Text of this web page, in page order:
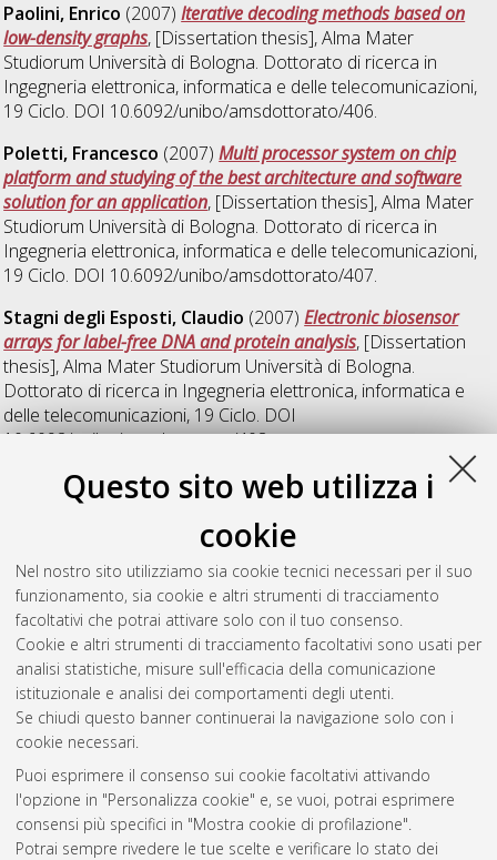
Questo sito web utilizza i
cookie
Nel nostro sito utilizziamo sia cookie tecnici necessari per il suo
funzionamento, sia cookie e altri strumenti di tracciamento
facoltativi che potrai attivare solo con il tuo consenso.
Cookie e altri strumenti di tracciamento facoltativi sono usati per
analisi statistiche, misure sull'efficacia della comunicazione
istituzionale e analisi dei comportamenti degli utenti.
Se chiudi questo banner continuerai la navigazione solo con i
cookie necessari.
Puoi esprimere il consenso sui cookie facoltativi attivando
l'opzione in "Personalizza cookie" e, se vuoi, potrai esprimere
consensi più specifici in "Mostra cookie di profilazione".
Potrai sempre rivedere le tue scelte e verificare lo stato dei
Paolini, Enrico (2007)Iterative decoding methods based on
low-density graphs, [Dissertation thesis], Alma Mater
Studiorum Università di Bologna. Dottorato di ricerca in
Ingegneria elettronica, informatica e delle telecomunicazioni,
19 Ciclo. DOI 10.6092/unibo/amsdottorato/406.
Poletti, Francesco (2007)Multi processor system on chip
platform and studying of the best architecture and software
solution for an application, [Dissertation thesis], Alma Mater
Studiorum Università di Bologna. Dottorato di ricerca in
Ingegneria elettronica, informatica e delle telecomunicazioni,
19 Ciclo. DOI 10.6092/unibo/amsdottorato/407.
Stagni degli Esposti, Claudio (2007)Electronic biosensor
arrays for label-free DNA and protein analysis, [Dissertation
thesis], Alma Mater Studiorum Università di Bologna.
Dottorato di ricerca in Ingegneria elettronica, informatica e
delle telecomunicazioni, 19 Ciclo. DOI
10.6092/unibo/amsdottorato/408.
Vitucci, Enrico Maria (2007) Multidimensional
characterization of the MIMO Radio Channel, [Dissertation
thesis], Alma Mater Studiorum Università di Bologna.
Ingegneria elettronica, informatica e
delle telecomunicazioni, 19 Ciclo. DOI
10.6092/unibo/amsdottorato/409.
Questa lista e' stata generata il Wed Aug 5 20:41:01 2026
Atom
Rss 1.0
Rss 2.0